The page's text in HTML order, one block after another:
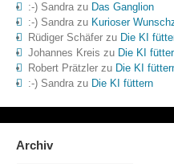
:-) Sandrazu Das Ganglion
:-) Sandrazu Kurioser
Rüdiger Schäferzu Die KI
Johannes Kreis zu Die KI
Robert Prätzlerzu Die KI
:-) Sandrazu Die KI füttern
Archiv